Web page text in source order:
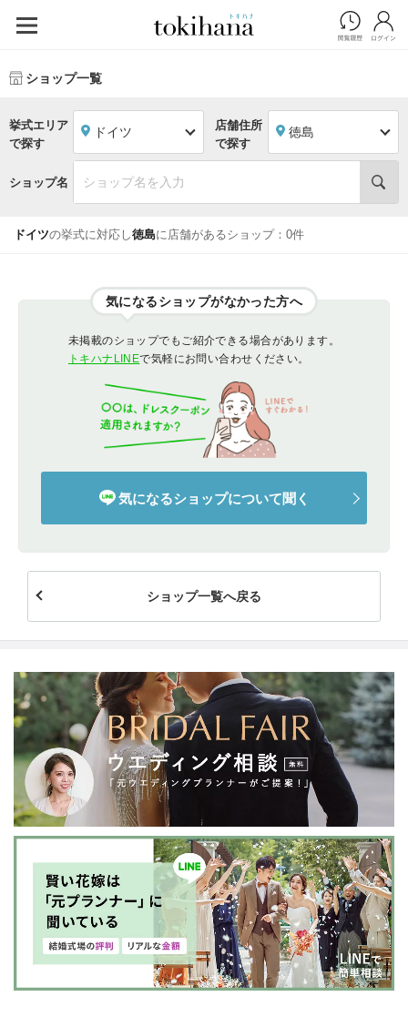
ショップ一覧
挙式エリア
で探す
ドイツ
店舗住所
で探す
徳島
ショップ名
ドイツの挙式に対応し徳島に店舗があるショップ：0件
気になるショップがなかった方へ
未掲載のショップでもご紹介できる場合があります。
トキハナLINEで気軽にお問い合わせください。
気になるショップについて聞く
ショップ一覧へ戻る